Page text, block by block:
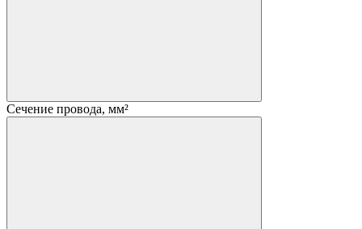
Сечение провода, мм²